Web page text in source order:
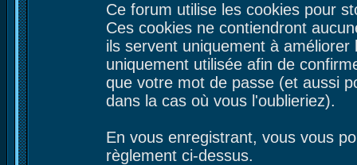
Ce forum utilise les cookies pour
Ces cookies ne contiendront
ils servent uniquement à
uniquement utilisée afin de
que votre mot de passe (et aussi
dans la cas où vous l'oublieriez).
En vous enregistrant, vous vous
règlement ci-dessus.